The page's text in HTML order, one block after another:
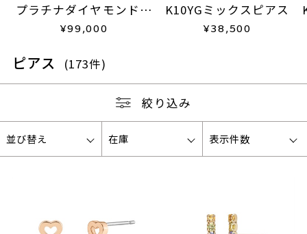
プラチナダイヤモンドピ
アス
¥99,000
K10YGミックスピアス
¥38,500
ピアス (173件)
絞り込み
並び替え 在庫 表示件数